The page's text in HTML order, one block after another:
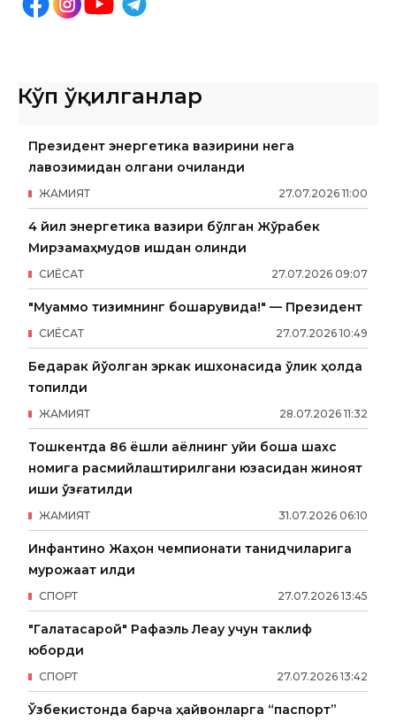
Кўп ўқилганлар
Президент энергетика вазирини нега
лавозимидан олгани очиқланди
27.07.2026 11:00
ЖАМИЯТ
4 йил энергетика вазири бўлган Жўрабек
Мирзамаҳмудов ишдан олинди
27.07.2026 09:07
СИËСАТ
"Муаммо тизимнинг бошқарувида!" — Президент
27.07.2026 10:49
СИËСАТ
Бедарак йўқолган эркак ишхонасида ўлик ҳолда
топилди
28.07.2026 11:32
ЖАМИЯТ
Тошкентда 86 ёшли аёлнинг уйи бошқа шахс
номига расмийлаштирилгани юзасидан жиноят
иши қўзғатилди
31.07.2026 06:10
ЖАМИЯТ
Инфантино Жаҳон чемпионати танқидчиларига
мурожаат қилди
27.07.2026 13:45
СПОРТ
"Галатасарой" Рафаэль Леау учун таклиф
юборди
27.07.2026 13:42
СПОРТ
Ўзбекистонда барча ҳайвонларга “паспорт”